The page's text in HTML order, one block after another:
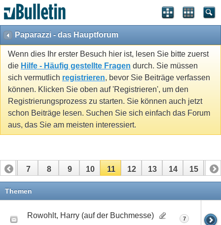
Paparazzi - das Hauptforum
Wenn dies Ihr erster Besuch hier ist, lesen Sie bitte zuerst
die Hilfe - Häufig gestellte Fragen durch. Sie müssen
sich vermutlich registrieren, bevor Sie Beiträge verfassen
können. Klicken Sie oben auf 'Registrieren', um den
Registrierungsprozess zu starten. Sie können auch jetzt
schon Beiträge lesen. Suchen Sie sich einfach das Forum
aus, das Sie am meisten interessiert.
6 7 8 9 10 11 12 13 14 15 16
22 23
Themen
Rowohlt, Harry (auf der Buchmesse) 7